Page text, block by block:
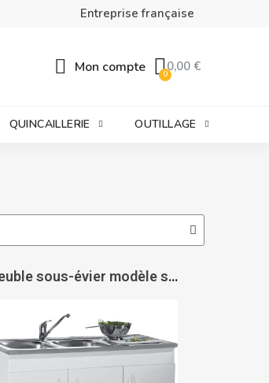
Entreprise française
Mon compte 0,00 €
QUINCAILLERIE OUTILLAGE
Meuble sous-évier modèle standard Sim NF - NEOVA